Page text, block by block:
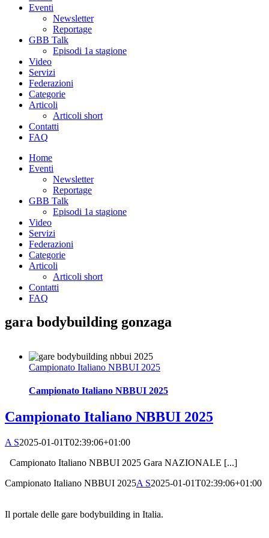
Eventi
Newsletter
Reportage
GBB Talk
Episodi 1a stagione
Video
Servizi
Federazioni
Categorie
Articoli
Articoli short
Contatti
FAQ
Home
Eventi
Newsletter
Reportage
GBB Talk
Episodi 1a stagione
Video
Servizi
Federazioni
Categorie
Articoli
Articoli short
Contatti
FAQ
gara bodybuilding gonzaga
Campionato Italiano NBBUI 2025
Campionato Italiano NBBUI 2025
Campionato Italiano NBBUI 2025
A S2025-01-01T02:39:06+01:00
Campionato Italiano NBBUI 2025 Gara NAZIONALE [...]
Campionato Italiano NBBUI 2025A S2025-01-01T02:39:06+01:00
Il portale delle gare bodybuilding in Italia.